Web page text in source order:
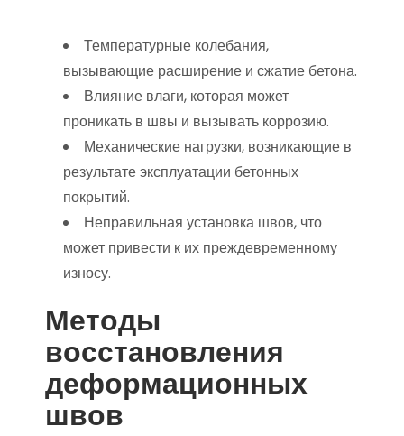
Температурные колебания,
вызывающие расширение и сжатие бетона.
Влияние влаги, которая может
проникать в швы и вызывать коррозию.
Механические нагрузки, возникающие в
результате эксплуатации бетонных
покрытий.
Неправильная установка швов, что
может привести к их преждевременному
износу.
Методы
восстановления
деформационных
швов